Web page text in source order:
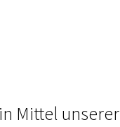
Mittel unserer